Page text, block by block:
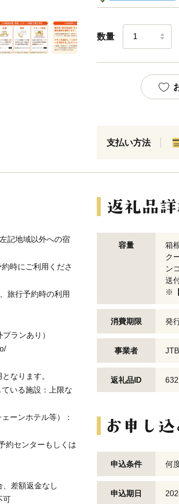
数量
支払い方法
記地域以外への宿
時にご利用くださ
旅行予約時の利用
ランあり）
なります。
いる施設：上限な
ーンホテル等）：
約センターもしくは
、差額返金なし
可
容量
箱
ク
ン
送
※
消費期限 発
事業者
返礼品ID
申込条件 何
申込期日